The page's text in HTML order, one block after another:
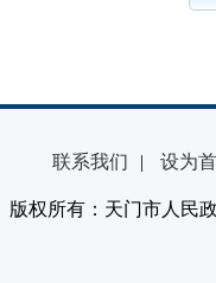
联系我们 | 设为
版权所有：天门市人